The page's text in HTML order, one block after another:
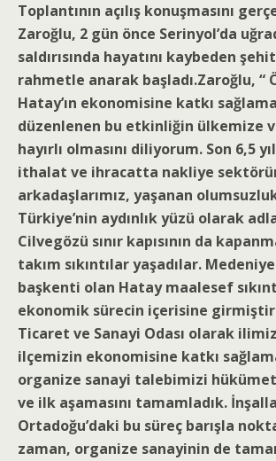
Toplantının açılış konuşmasını
Zaroğlu, 2 gün önce Serinyol’da
saldırısında hayatını kaybeden
rahmetle anarak başladı.Zaroğlu, “
Hatay’ın ekonomisine katkı
düzenlenen bu etkinliğin ülkemize
hayırlı olmasını diliyorum. Son 6,5
ithalat ve ihracatta nakliye
arkadaşlarımız, yaşanan
Türkiye’nin aydınlık yüzü olarak
Cilvegözü sınır kapısının da
takım sıkıntılar yaşadılar.
başkenti olan Hatay maalesef
ekonomik sürecin içerisine girmiştir.
Ticaret ve Sanayi Odası olarak
ilçemizin ekonomisine katkı
organize sanayi talebimizi
ve ilk aşamasını tamamladık.
Ortadoğu’daki bu süreç barışla
zaman, organize sanayinin de